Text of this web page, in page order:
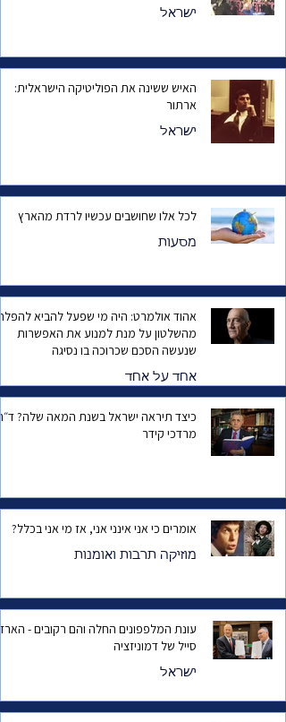
ישראל
האיש ששינה את הפוליטיקה הישראלית:
ארתור
ישראל
לכל אלו שחושבים עכשיו לרדת מהארץ
מסעות
אהוד אולמרט: היה מי שפעל להביא
מהשלטון על מנת למנוע את האפשרות
שנעשה הסכם שכרוכה בו נסיגה
אחד על אחד
כיצד תיראה ישראל בשנת המאה
מרדכי קידר
אומרים כי אני אינני אני, אז מי אני בכלל?
מוזיקה תרבות ואומנות
עונת המלפפונים החלה והם רקובים -
סייל של דמוניזציה
ישראל